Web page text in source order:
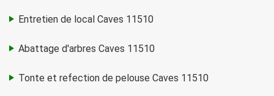
Entretien de local Caves 11510
Abattage d'arbres Caves 11510
Tonte et refection de pelouse Caves 11510